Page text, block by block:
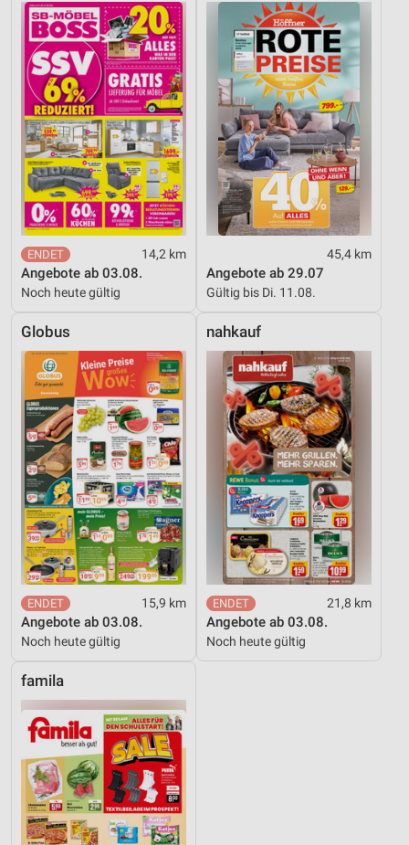
14,2 km
Angebote ab 03.08.
Noch heute gültig
45,4 km
Angebote ab 29.07
Gültig bis Di. 11.08.
Globus
15,9 km
Angebote ab 03.08.
Noch heute gültig
nahkauf
21,8 km
Angebote ab 03.08.
Noch heute gültig
famila